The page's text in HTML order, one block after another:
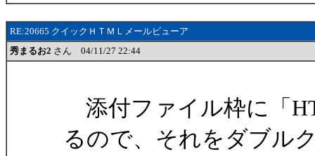
RE:20665 クイックＨＴＭＬメールビューア
秀まるお2 さん 04/11/27 22:44
添付ファイル枠に「
るので、それをダブル